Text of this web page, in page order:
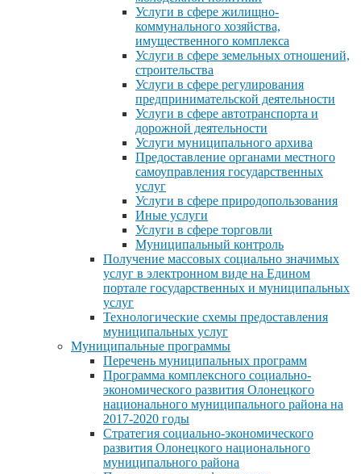
Услуги в сфере жилищно-
коммунального хозяйства,
имущественного комплекса
Услуги в сфере земельных отношений,
строительства
Услуги в сфере регулирования
предпринимательской деятельности
Услуги в сфере автотранспорта и
дорожной деятельности
Услуги муниципального архива
Предоставление органами местного
самоуправления государственных
услуг
Услуги в сфере природопользования
Иные услуги
Услуги в сфере торговли
Муниципальный контроль
Получение массовых социально значимых
услуг в электронном виде на Едином
портале государственных и муниципальных
услуг
Технологические схемы предоставления
муниципальных услуг
Муниципальные программы
Перечень муниципальных программ
Программа комплексного социально-
экономического развития Олонецкого
национального муниципального района на
2017-2020 годы
Стратегия социально-экономического
развития Олонецкого национального
муниципального района